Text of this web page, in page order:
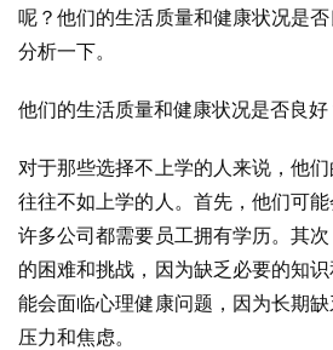
呢？他们的生活质量和健康状况是
分析一下。
他们的生活质量和健康状况是否良好
对于那些选择不上学的人来说，他
往往不如上学的人。首先，他们可
许多公司都需要员工拥有学历。其
的困难和挑战，因为缺乏必要的知
能会面临心理健康问题，因为长期
压力和焦虑。